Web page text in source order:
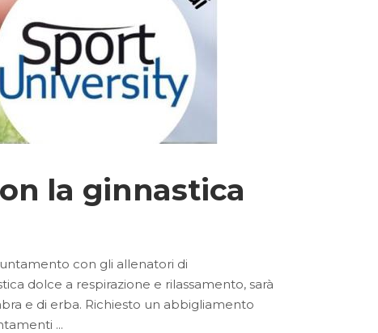
la ginnastica
con gli allenatori di
dolce a respirazione e rilassamento, sarà
e di erba. Richiesto un abbigliamento